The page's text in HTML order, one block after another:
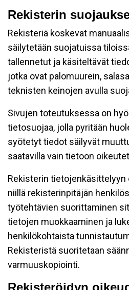
Rekisterin
Rekisteriä koskevat
säilytetään suojatuissa
tallennetut ja käsiteltävät
jotka ovat palomuurein,
teknisten keinojen avulla
Sivujen toteutuksessa on
tietosuojaa, jolla pyritään
syötetyt tiedot säilyvät
saatavilla vain tietoon
Rekisterin tietojenkäsittelyyn
niillä rekisterinpitäjän
työtehtävien suorittaminen
tietojen muokkaaminen ja
henkilökohtaista
Rekisteristä suoritetaan
varmuuskopiointi.
Rekisteröidyn